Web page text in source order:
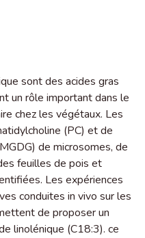
sont des acides gras
un rôle important dans le
chez les végétaux. Les
(PC) et de
de microsomes, de
feuilles de pois et
Les expériences
conduites in vivo sur les
de proposer un
linolénique (C18:3). ce